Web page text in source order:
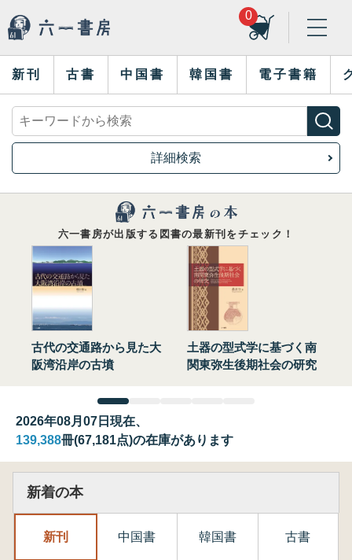
0
新刊 古書 中国書 韓国書 電子書籍
詳細検索
六一書房が出版する図書の最新刊をチェック！
古代の交通路から見た大
阪湾沿岸の古墳
土器の型式学に基づく南
関東弥生後期社会の研究
2026年08月07日現在、
139,388冊(67,181点)の在庫があります
新着の本
新刊 中国書 韓国書 古書